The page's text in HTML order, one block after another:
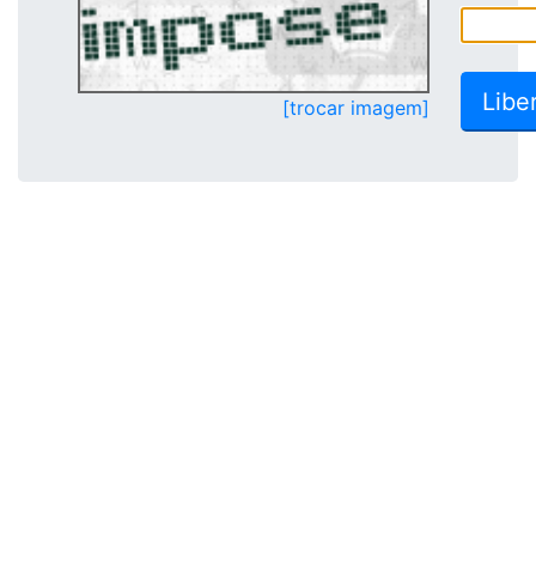
[trocar imagem]